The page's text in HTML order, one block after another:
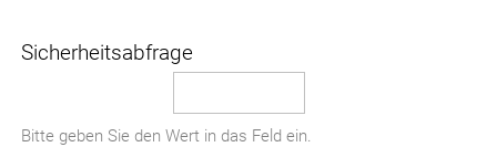
Sicherheitsabfrage
Bitte geben Sie den Wert in das Feld ein.